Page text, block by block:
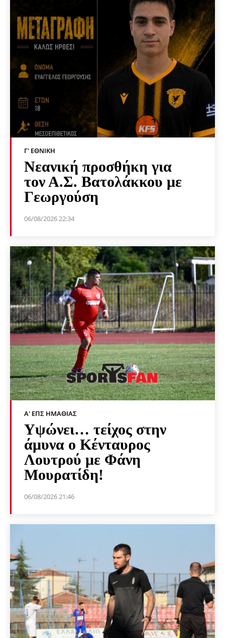
Γ' ΕΘΝΙΚΉ
Νεανική προσθήκη για
τον Α.Σ. Βατολάκκου με
Γεωργούση
06/08/2026 22:34
Α' ΕΠΣ ΗΜΑΘΊΑΣ
Υψώνει… τείχος στην
άμυνα ο Κένταυρος
Λουτρού με Φάνη
Μουρατίδη!
06/08/2026 21:46